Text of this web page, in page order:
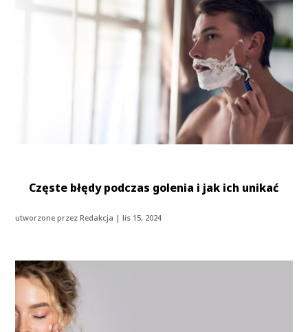
Częste błędy podczas golenia i jak ich unikać
utworzone przezRedakcja |lis 15, 2024